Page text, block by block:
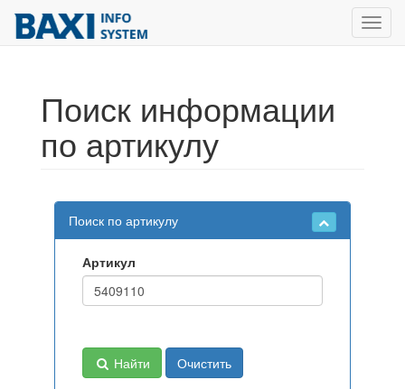
Поиск информации
по артикулу
Поиск по артикулу
Артикул
Найти Очистить